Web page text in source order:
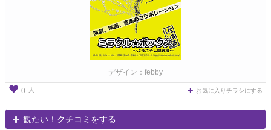
デザイン：febby
0 人 お気に入りチラシにする
観たい！クチコミをする